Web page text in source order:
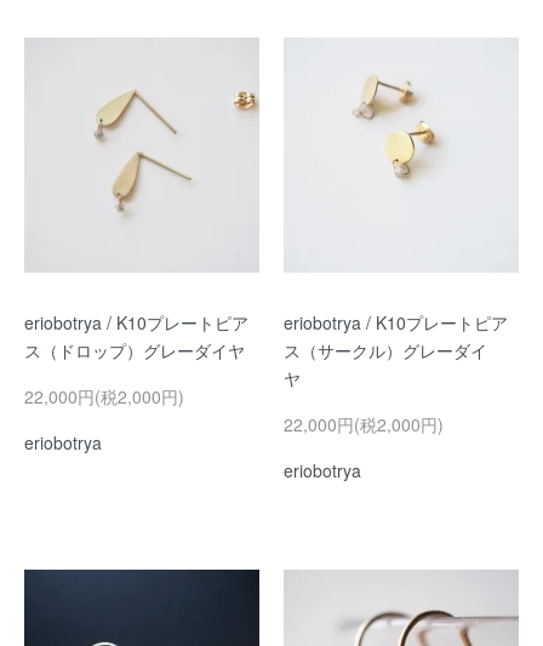
eriobotrya / K10プレートピア
ス（ドロップ）グレーダイヤ
22,000円(税2,000円)
eriobotrya
eriobotrya / K10プレートピア
ス（サークル）グレーダイ
ヤ
22,000円(税2,000円)
eriobotrya